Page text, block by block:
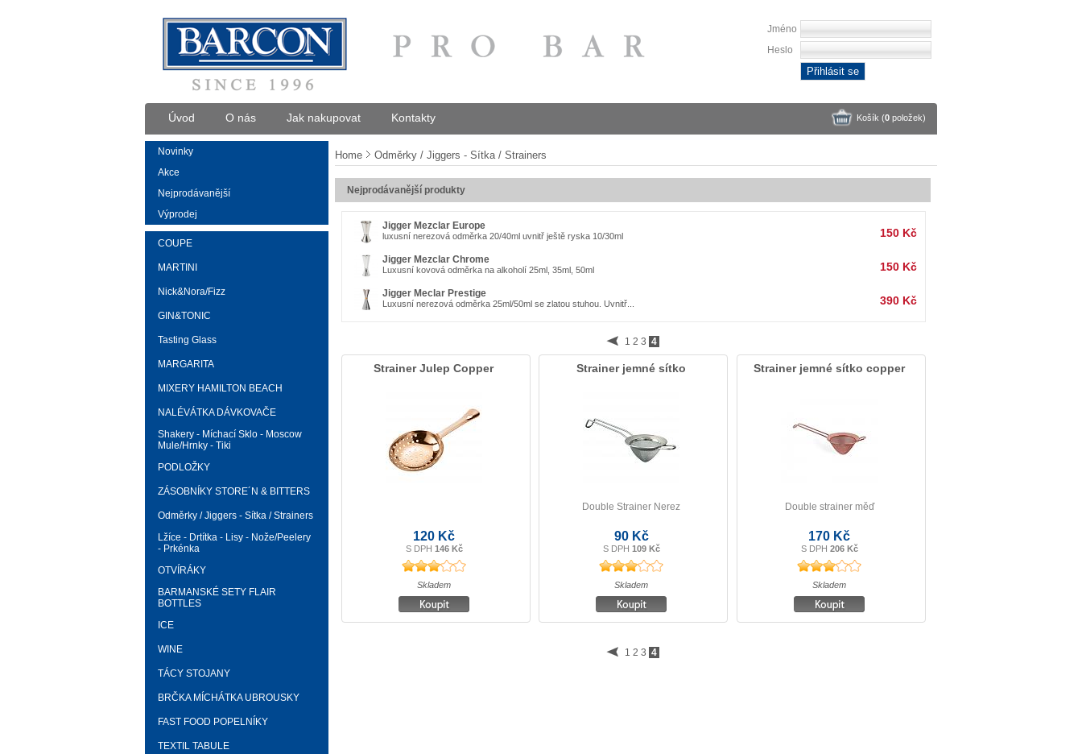
Košík (0 položek)
Jméno
Heslo
Přihlásit se
Úvod O nás Jak nakupovat Kontakty
Novinky
Akce
Nejprodávanější
Výprodej
COUPE
MARTINI
Nick&Nora/Fizz
GIN&TONIC
Tasting Glass
MARGARITA
MIXERY HAMILTON BEACH
NALÉVÁTKA DÁVKOVAČE
Shakery - Míchací Sklo - Moscow
Mule/Hrnky - Tiki
PODLOŽKY
ZÁSOBNÍKY STORE´N & BITTERS
Odměrky / Jiggers - Sítka / Strainers
Lžíce - Drtítka - Lisy - Nože/Peelery
- Prkénka
OTVÍRÁKY
BARMANSKÉ SETY FLAIR
BOTTLES
ICE
WINE
TÁCY STOJANY
BRČKA MÍCHÁTKA UBROUSKY
FAST FOOD POPELNÍKY
TEXTIL TABULE
Home Odměrky / Jiggers - Sítka / Strainers
Nejprodávanější produkty
Jigger Mezclar Europe
luxusní nerezová odměrka 20/40ml uvnitř ještě ryska 10/30ml 150 Kč
Jigger Mezclar Chrome
Luxusní kovová odměrka na alkoholí 25ml, 35ml, 50ml 150 Kč
Jigger Meclar Prestige
Luxusní nerezová odměrka 25ml/50ml se zlatou stuhou. Uvnitř... 390 Kč
1 2 3 4
Strainer Julep Copper
120 Kč
S DPH 146 Kč
Skladem
Strainer jemné sítko
Double Strainer Nerez
90 Kč
S DPH 109 Kč
Skladem
Strainer jemné sítko copper
Double strainer měď
170 Kč
S DPH 206 Kč
Skladem
1 2 3 4